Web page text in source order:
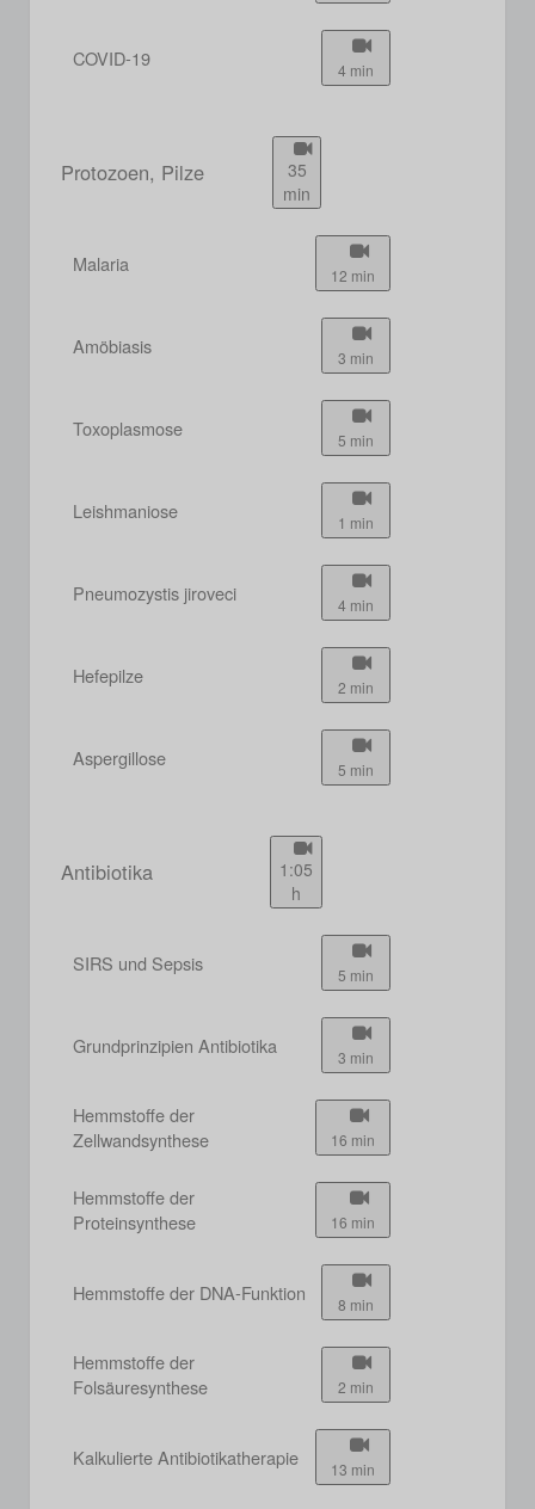
COVID-19 4 min
Protozoen, Pilze
35
min
Malaria 12 min
Amöbiasis 3 min
Toxoplasmose 5 min
Leishmaniose 1 min
Pneumozystis jiroveci 4 min
Hefepilze 2 min
Aspergillose 5 min
Antibiotika
1:05
h
SIRS und Sepsis 5 min
Grundprinzipien Antibiotika 3 min
Hemmstoffe der
Zellwandsynthese
16 min
Hemmstoffe der
Proteinsynthese
16 min
Hemmstoffe der DNA-Funktion 8 min
Hemmstoffe der
Folsäuresynthese
2 min
Kalkulierte Antibiotikatherapie 13 min